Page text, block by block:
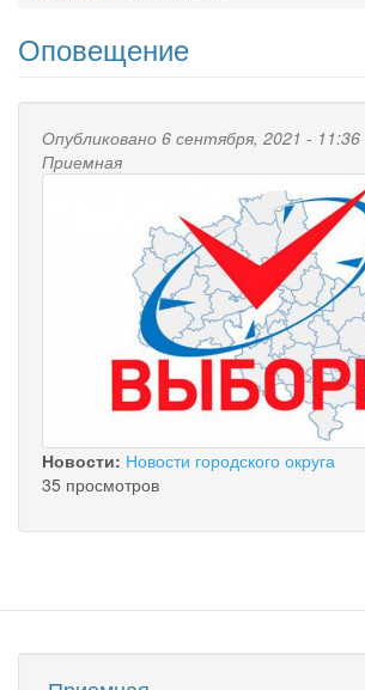
Оповещение
Опубликовано 6 сентября, 2021 -
Приемная
Новости: Новости городского округа
35 просмотров